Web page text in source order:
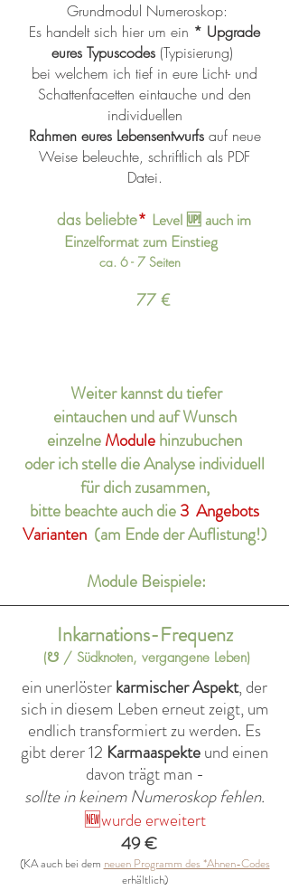
Grundmodul Numeroskop:
Es handelt sich hier um ein * Upgrade
eures Typuscodes (Typisierung)
bei welchem ich tief in eure Licht- und
Schattenfacetten eintauche und den
individuellen
Rahmen eures Lebensentwurfsauf neue
Weise beleuchte, schriftlich als PDF
Datei.
das beliebte* Level 🆙 auch im
Einzelformat zum Einstieg
ca. 6 - 7 Seiten
77 €
Weiter kannst du tiefer
eintauchenund auf Wunsch
einzelneModulehinzubuchen
oder ich stelle die Analyse individuell
für dich zusammen,
bitte ​beachte auch die3 Angebots
Varianten (am Ende der Auflistung!)
Module Beispiele:
Inkarnations-Frequenz
(☋ / Südknoten, vergangene Leben)
ein unerlösterkarmischer Aspekt, der
sich in diesem Leben erneut zeigt, um
endlich transformiert zu werden. Es
gibt derer 12 Karmaaspekteund einen
davon trägt man -
sollte in keinem Numeroskop fehlen.
🆕wurde erweitert
49 €
(KA auch bei dem neuen Programm des *Ahnen-Codes
erhältlich)